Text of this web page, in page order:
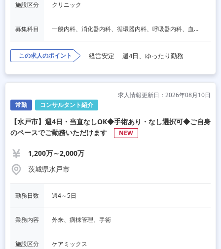
施設区分 クリニック
募集科目 一般内科、消化器内科、循環器内科、呼吸器内科、血液内科、心療内科、脳神経内科、内分泌内科、老人内科、一般外科、消化器外科、心臓外科、呼吸器外科、脳神経外科、整形外科、形成外科、リハビリテーション科、小児科、産婦人科、麻酔科
この求人のポイント 経営安定 週4日、ゆったり勤務
常勤 コンサルタント紹介
求人情報更新日：2026年08月10日
【水戸市】週4日・当直なしOK◆手術あり・なし選択可◆ご自身
のペースでご勤務いただけます
NEW
1,200万～2,000万
茨城県水戸市
勤務日数 週4～5日
業務内容 外来、病棟管理、手術
施設区分 ケアミックス